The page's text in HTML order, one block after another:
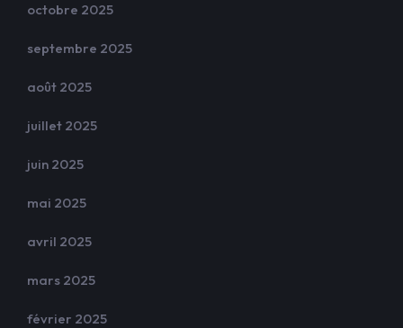
octobre 2025
septembre 2025
août 2025
juillet 2025
juin 2025
mai 2025
avril 2025
mars 2025
février 2025